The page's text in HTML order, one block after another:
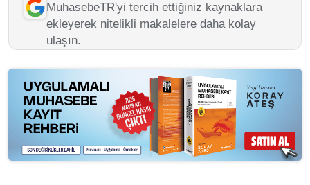
MuhasebeTR'yi tercih ettiğiniz kaynaklara
ekleyerek nitelikli makalelere daha kolay
ulaşın.